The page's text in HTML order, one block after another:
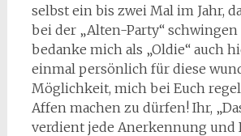
selbst ein bis zwei Mal im Jahr,
bei der „Alten-Party“
bedanke mich als „Oldie“ auch
einmal persönlich für diese
Möglichkeit, mich bei Euch
Affen machen zu dürfen! Ihr,
verdient jede Anerkennung und